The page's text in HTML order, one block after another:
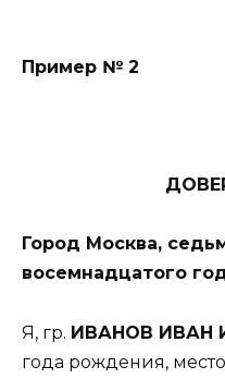
Пример № 2
Город Москва,
восемнадцатого
Я, гр. ИВАНОВ ИВАН
года рождения,